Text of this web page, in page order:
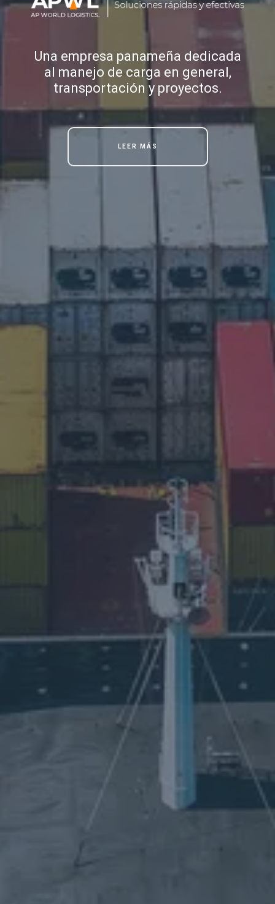
Una empresa panameña dedicada
al manejo de carga en general,
transportación y proyectos.
LEER MÁS